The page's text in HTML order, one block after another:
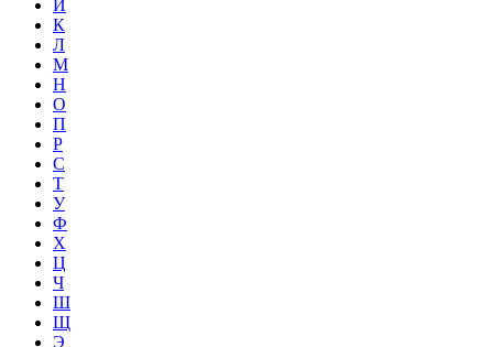
И
К
Л
М
Н
О
П
Р
С
Т
У
Ф
Х
Ц
Ч
Ш
Щ
Э